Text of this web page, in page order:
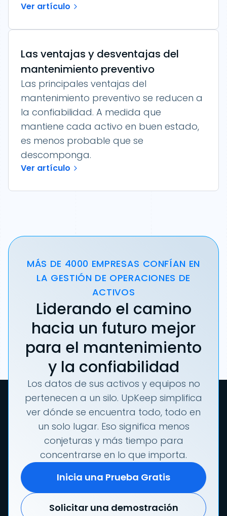
Ver artículo
Las ventajas y desventajas del
mantenimiento preventivo
Las principales ventajas del
mantenimiento preventivo se reducen a
la confiabilidad. A medida que
mantiene cada activo en buen estado,
es menos probable que se
descomponga.
Ver artículo
MÁS DE 4000 EMPRESAS CONFÍAN EN
LA GESTIÓN DE OPERACIONES DE
ACTIVOS
Liderando el camino
hacia un futuro mejor
para el mantenimiento
y la confiabilidad
Los datos de sus activos y equipos no
pertenecen a un silo. UpKeep simplifica
ver dónde se encuentra todo, todo en
un solo lugar. Eso significa menos
conjeturas y más tiempo para
concentrarse en lo que importa.
Inicia una Prueba Gratis
Solicitar una demostración